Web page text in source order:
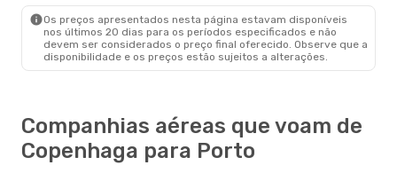
Os preços apresentados nesta página estavam disponíveis
nos últimos 20 dias para os períodos especificados e não
devem ser considerados o preço final oferecido. Observe que a
disponibilidade e os preços estão sujeitos a alterações.
Companhias aéreas que voam de
Copenhaga para Porto